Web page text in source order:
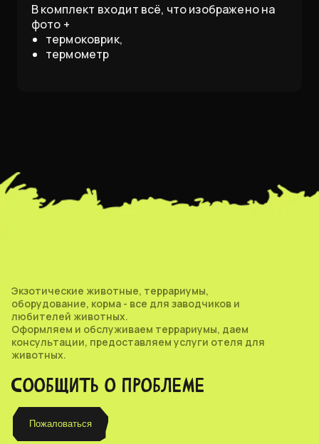
В комплект входит всё, что изображено на
фото +
термоковрик,
термометр
Экзотические животные, террариумы,
оборудование, корма - все для заводчиков и
любителей животных.
Оформляем и обслуживаем террариумы, даем
консультации, предоставляем услуги отеля для
животных.
СООБЩИТЬ О ПРОБЛЕМЕ
Пожаловаться